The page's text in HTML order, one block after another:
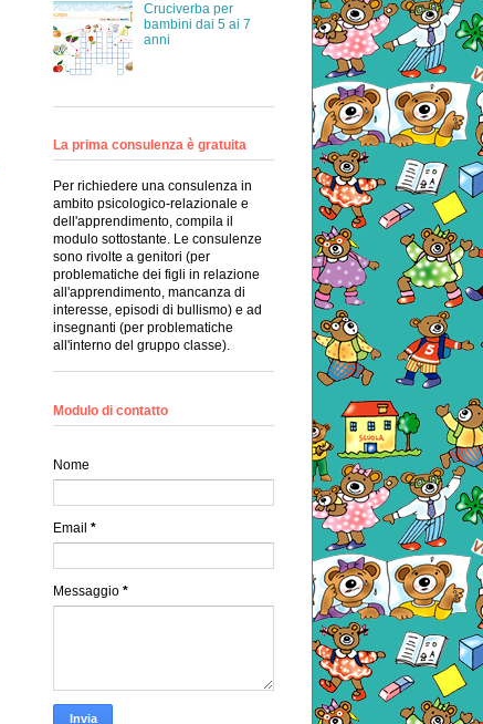
Cruciverba per
bambini dai 5 ai 7
anni
La prima consulenza è gratuita
Per richiedere una consulenza in
ambito psicologico-relazionale e
dell'apprendimento, compila il
modulo sottostante. Le consulenze
sono rivolte a genitori (per
problematiche dei figli in relazione
all'apprendimento, mancanza di
interesse, episodi di bullismo) e ad
insegnanti (per problematiche
all'interno del gruppo classe).
Modulo di contatto
Nome
Email *
Messaggio *